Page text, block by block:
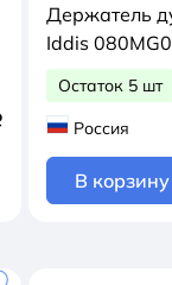
Держатель
Iddis
Остаток 5 шт
Россия
В корзину